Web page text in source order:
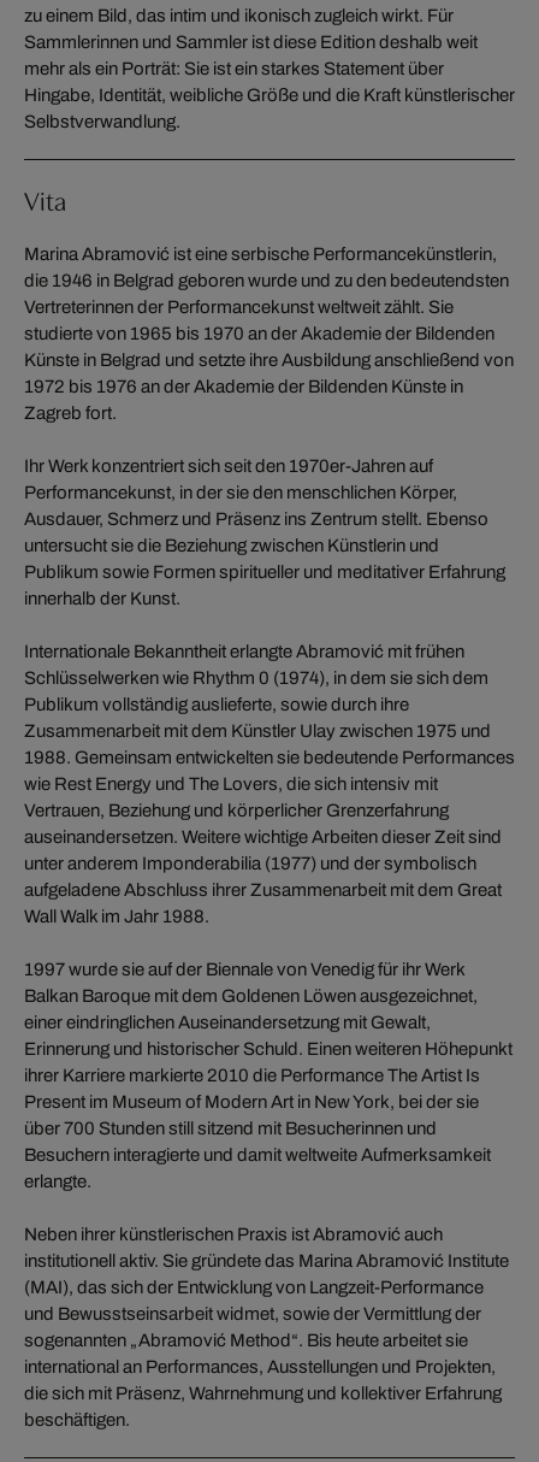
zu einem Bild, das intim und ikonisch zugleich wirkt. Für
Sammlerinnen und Sammler ist diese Edition deshalb weit
mehr als ein Porträt: Sie ist ein starkes Statement über
Hingabe, Identität, weibliche Größe und die Kraft künstlerischer
Selbstverwandlung.
Vita
Marina Abramović ist eine serbische Performancekünstlerin,
die 1946 in Belgrad geboren wurde und zu den bedeutendsten
Vertreterinnen der Performancekunst weltweit zählt. Sie
studierte von 1965 bis 1970 an der Akademie der Bildenden
Künste in Belgrad und setzte ihre Ausbildung anschließend von
1972 bis 1976 an der Akademie der Bildenden Künste in
Zagreb fort.
Ihr Werk konzentriert sich seit den 1970er-Jahren auf
Performancekunst, in der sie den menschlichen Körper,
Ausdauer, Schmerz und Präsenz ins Zentrum stellt. Ebenso
untersucht sie die Beziehung zwischen Künstlerin und
Publikum sowie Formen spiritueller und meditativer Erfahrung
innerhalb der Kunst.
Internationale Bekanntheit erlangte Abramović mit frühen
Schlüsselwerken wie Rhythm 0 (1974), in dem sie sich dem
Publikum vollständig auslieferte, sowie durch ihre
Zusammenarbeit mit dem Künstler Ulay zwischen 1975 und
1988. Gemeinsam entwickelten sie bedeutende Performances
wie Rest Energy und The Lovers, die sich intensiv mit
Vertrauen, Beziehung und körperlicher Grenzerfahrung
auseinandersetzen. Weitere wichtige Arbeiten dieser Zeit sind
unter anderem Imponderabilia (1977) und der symbolisch
aufgeladene Abschluss ihrer Zusammenarbeit mit dem Great
Wall Walk im Jahr 1988.
1997 wurde sie auf der Biennale von Venedig für ihr Werk
Balkan Baroque mit dem Goldenen Löwen ausgezeichnet,
einer eindringlichen Auseinandersetzung mit Gewalt,
Erinnerung und historischer Schuld. Einen weiteren Höhepunkt
ihrer Karriere markierte 2010 die Performance The Artist Is
Present im Museum of Modern Art in New York, bei der sie
über 700 Stunden still sitzend mit Besucherinnen und
Besuchern interagierte und damit weltweite Aufmerksamkeit
erlangte.
Neben ihrer künstlerischen Praxis ist Abramović auch
institutionell aktiv. Sie gründete das Marina Abramović Institute
(MAI), das sich der Entwicklung von Langzeit-Performance
und Bewusstseinsarbeit widmet, sowie der Vermittlung der
sogenannten „Abramović Method“. Bis heute arbeitet sie
international an Performances, Ausstellungen und Projekten,
die sich mit Präsenz, Wahrnehmung und kollektiver Erfahrung
beschäftigen.